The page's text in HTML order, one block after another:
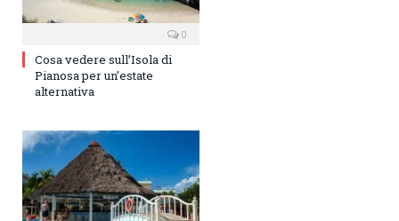
0
Cosa vedere sull’Isola di
Pianosa per un’estate
alternativa